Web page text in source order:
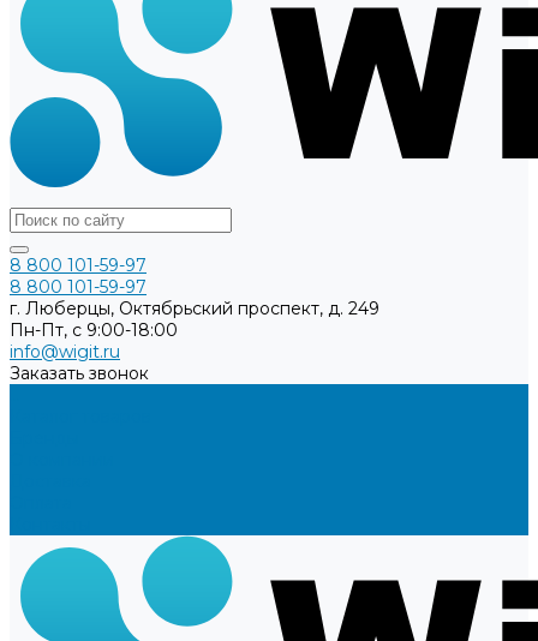
8 800 101-59-97
8 800 101-59-97
г. Люберцы, Октябрьский проспект, д. 249
Пн-Пт, с 9:00-18:00
info@wigit.ru
Заказать звонок